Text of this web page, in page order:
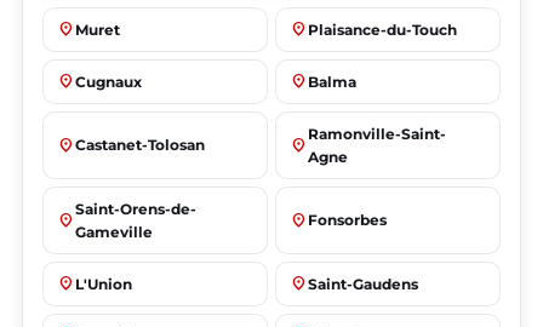
place Muret place Plaisance-du-Touch
place Cugnaux place Balma
place Castanet-Tolosan place
Ramonville-Saint-
Agne
place
Saint-Orens-de-
Gameville
place Fonsorbes
place L'Union place Saint-Gaudens